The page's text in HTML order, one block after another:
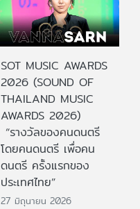
SOT MUSIC AWARDS
2026 (SOUND OF
THAILAND MUSIC
AWARDS 2026)
“รางวัลของคนดนตรี
โดยคนดนตรี เพื่อคน
ดนตรี ครั้งแรกของ
ประเทศไทย”
27 มิถุนายน 2026